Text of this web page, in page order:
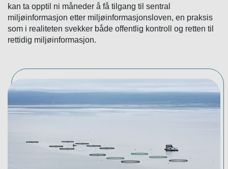
kan ta opptil ni måneder å få tilgang til sentral
miljøinformasjon etter miljøinformasjonsloven, en praksis
som i realiteten svekker både offentlig kontroll og retten til
rettidig miljøinformasjon.